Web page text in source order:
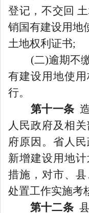
登记，不交回
销国有建设用地
土地权利证书;
(二)逾期不
有建设用地使
行。
第十一条
人民政府及相
府原因。省人
新增建设用地
措施，对市、
处置工作实施考
第十二条